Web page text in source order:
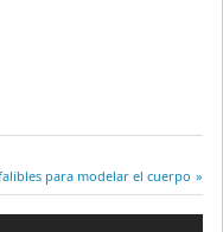
para modelar el cuerpo